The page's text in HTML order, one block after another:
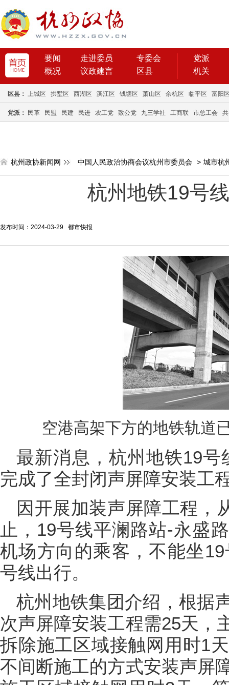
要闻 走进委员
专委会
概况
议政建言 区县
党派
机关
区县： 上城区 拱墅区 西湖区 滨江区 钱塘区 萧山区 余杭区 临平区 富阳
党派： 民革 民盟 民建 民进 农工党 致公党 九三学社 工商联 市总工会
杭州政协新闻网 中国人民政治协商会议杭州市委员会 > 城市杭
杭州地铁19号
发布时间：2024-03-29 都市快报
空港高架下方的地铁轨道
最新消息，杭州地铁19
完成了全封闭声屏障安装工
因开展加装声屏障工程，
止，19号线平澜路站-永盛
机场方向的乘客，不能坐
号线出行。
杭州地铁集团介绍，根据
次声屏障安装工程需25天，
拆除施工区域接触网用时1
不间断施工的方式安装声屏